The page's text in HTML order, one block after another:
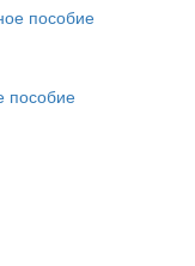
пособие